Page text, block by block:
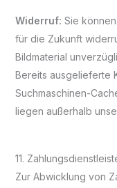
Widerruf: Sie
für die Zukunft
Bildmaterial
Bereits ausgelieferte
Suchmaschinen-
liegen außerhalb
11.
Zur Abwicklung von